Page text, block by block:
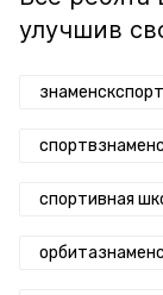
улучшив
спортивная